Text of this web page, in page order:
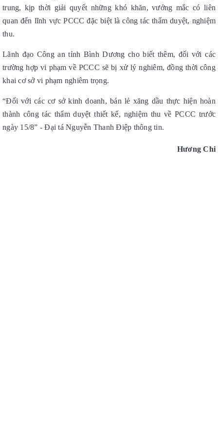
trung, kịp thời giải quyết những khó khăn, vướng mắc có liên
quan đến lĩnh vực PCCC đặc biệt là công tác thẩm duyệt, nghiệm
thu.
Lãnh đạo Công an tỉnh Bình Dương cho biết thêm, đối với các
trường hợp vi phạm về PCCC sẽ bị xử lý nghiêm, đồng thời công
khai cơ sở vi phạm nghiêm trọng.
“Đối với các cơ sở kinh doanh, bán lẻ xăng dầu thực hiện hoàn
thành công tác thẩm duyệt thiết kế, nghiệm thu về PCCC trước
ngày 15/8” - Đại tá Nguyễn Thanh Điệp thông tin.
Hương Chi